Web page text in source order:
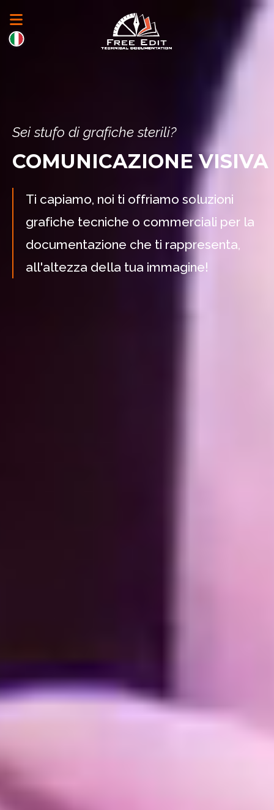
Sei stufo di grafiche sterili?
COMUNICAZIONE VISIVA
Ti capiamo, noi ti offriamo soluzioni
grafiche tecniche o commerciali per la
documentazione che ti rappresenta,
all'altezza della tua immagine!